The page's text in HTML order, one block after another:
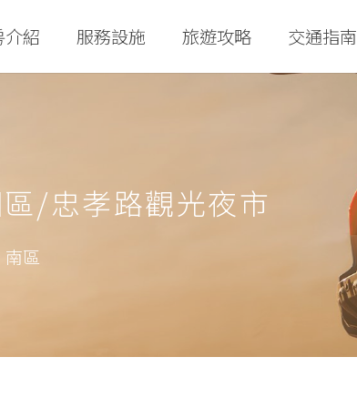
介紹 服務設施 旅遊攻略 交通指南
/忠孝路觀光夜市
區